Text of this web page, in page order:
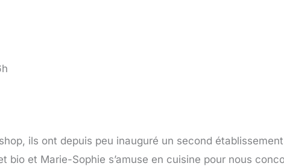
ils ont depuis peu inauguré un second
bio et Marie-Sophie s’amuse en cuisine pour nous